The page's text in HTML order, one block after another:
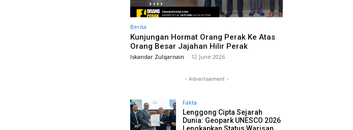
Berita
Kunjungan Hormat Orang Perak Ke Atas
Orang Besar Jajahan Hilir Perak
Iskandar Zulqarnain - 12 June 2026
- Advertisement -
Fakta
Lenggong Cipta Sejarah
Dunia: Geopark UNESCO 2026